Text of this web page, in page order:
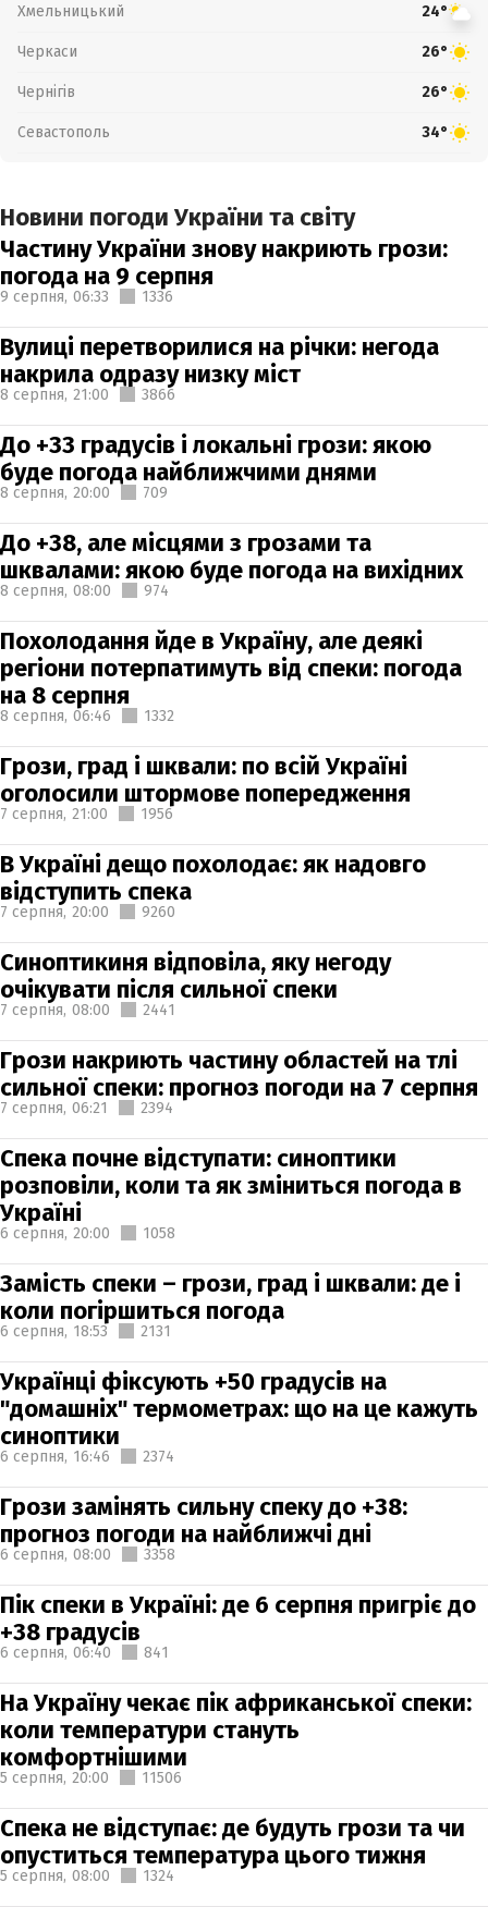
Хмельницький 24°
Черкаси 26°
Чернігів 26°
Севастополь 34°
Новини погоди України та світу
Частину України знову накриють грози:
погода на 9 серпня
9 серпня, 06:33 1336
Вулиці перетворилися на річки: негода
накрила одразу низку міст
8 серпня, 21:00 3866
До +33 градусів і локальні грози: якою
буде погода найближчими днями
8 серпня, 20:00 709
До +38, але місцями з грозами та
шквалами: якою буде погода на вихідних
8 серпня, 08:00 974
Похолодання йде в Україну, але деякі
регіони потерпатимуть від спеки: погода
на 8 серпня
8 серпня, 06:46 1332
Грози, град і шквали: по всій Україні
оголосили штормове попередження
7 серпня, 21:00 1956
В Україні дещо похолодає: як надовго
відступить спека
7 серпня, 20:00 9260
Синоптикиня відповіла, яку негоду
очікувати після сильної спеки
7 серпня, 08:00 2441
Грози накриють частину областей на тлі
сильної спеки: прогноз погоди на 7 серпня
7 серпня, 06:21 2394
Спека почне відступати: синоптики
розповіли, коли та як зміниться погода в
Україні
6 серпня, 20:00 1058
Замість спеки – грози, град і шквали: де і
коли погіршиться погода
6 серпня, 18:53 2131
Українці фіксують +50 градусів на
"домашніх" термометрах: що на це кажуть
синоптики
6 серпня, 16:46 2374
Грози замінять сильну спеку до +38:
прогноз погоди на найближчі дні
6 серпня, 08:00 3358
Пік спеки в Україні: де 6 серпня пригріє до
+38 градусів
6 серпня, 06:40 841
На Україну чекає пік африканської спеки:
коли температури стануть
комфортнішими
5 серпня, 20:00 11506
Спека не відступає: де будуть грози та чи
опуститься температура цього тижня
5 серпня, 08:00 1324